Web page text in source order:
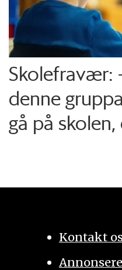
Skolefravær:
denne
gå på
Kontakt